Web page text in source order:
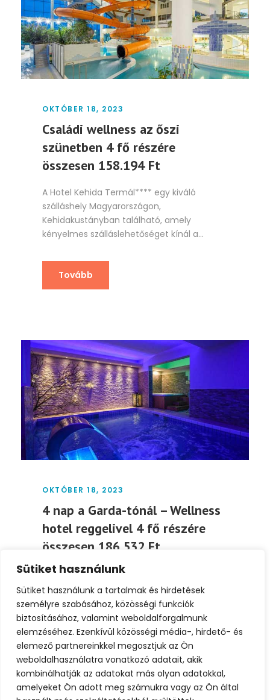
Sütiket használunk
Sütiket használunk a tartalmak és hirdetések
személyre szabásához, közösségi funkciók
biztosításához, valamint weboldalforgalmunk
elemzéséhez. Ezenkívül közösségi média-, hirdető- és
elemező partnereinkkel megosztjuk az Ön
weboldalhasználatra vonatkozó adatait, akik
kombinálhatják az adatokat más olyan adatokkal,
amelyeket Ön adott meg számukra vagy az Ön által
OKTÓBER 18, 2023
Családi wellness az őszi
szünetben 4 fő részére
összesen 158.194 Ft
A Hotel Kehida Termál**** egy kiváló
szálláshely Magyarországon,
Kehidakustányban található, amely
kényelmes szálláslehetőséget kínál a...
Tovább
OKTÓBER 18, 2023
4 nap a Garda-tónál – Wellness
hotel reggelivel 4 fő részére
összesen 186.532 Ft
Az Oliveto Hotel a Garda-tó partján
található, így könnyen felfedezheted a
környékbeli látnivalókat és városokat....
Tovább